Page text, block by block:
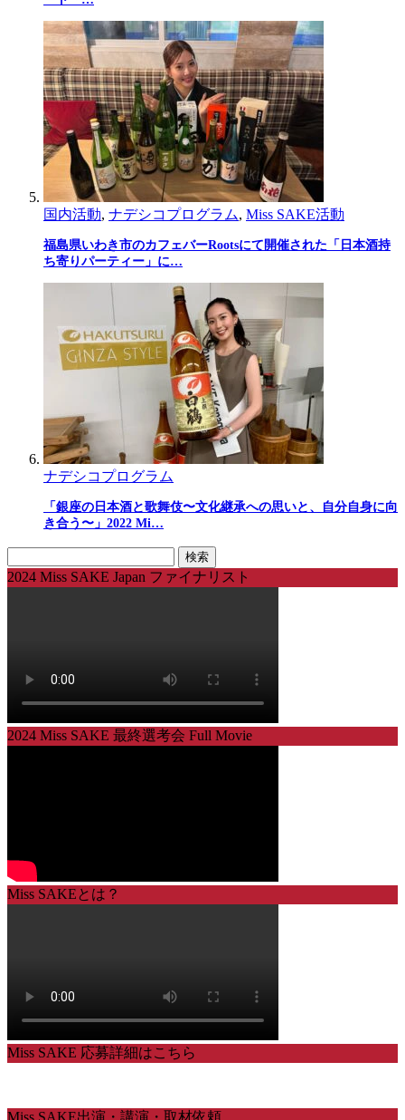
国内活動, ナデシコプログラム, Miss SAKE活動
福島県いわき市のカフェバーRootsにて開催された「日本酒持
ち寄りパーティー」に…
ナデシコプログラム
「銀座の日本酒と歌舞伎〜文化継承への思いと、自分自身に向
き合う〜」2022 Mi…
索:
2024 Miss SAKE Japan ファイナリスト
2024 Miss SAKE 最終選考会 Full Movie
Miss SAKEとは？
Miss SAKE 応募詳細はこちら
Miss SAKE出演・講演・取材依頼